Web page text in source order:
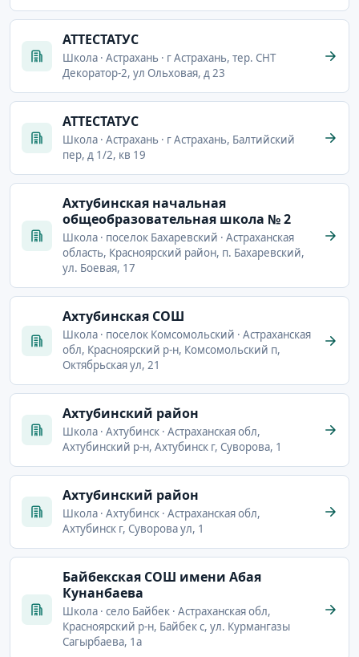
АТТЕСТАТУС
Школа · Астрахань · г Астрахань, тер. СНТ
Декоратор-2, ул Ольховая, д 23
АТТЕСТАТУС
Школа · Астрахань · г Астрахань, Балтийский
пер, д 1/2, кв 19
Ахтубинская начальная
общеобразовательная школа № 2
Школа · поселок Бахаревский · Астраханская
область, Красноярский район, п. Бахаревский,
ул. Боевая, 17
Ахтубинская СОШ
Школа · поселок Комсомольский · Астраханская
обл, Красноярский р-н, Комсомольский п,
Октябрьская ул, 21
Ахтубинский район
Школа · Ахтубинск · Астраханская обл,
Ахтубинский р-н, Ахтубинск г, Суворова, 1
Ахтубинский район
Школа · Ахтубинск · Астраханская обл,
Ахтубинск г, Суворова ул, 1
Байбекская СОШ имени Абая
Кунанбаева
Школа · село Байбек · Астраханская обл,
Красноярский р-н, Байбек с, ул. Курмангазы
Сагырбаева, 1а